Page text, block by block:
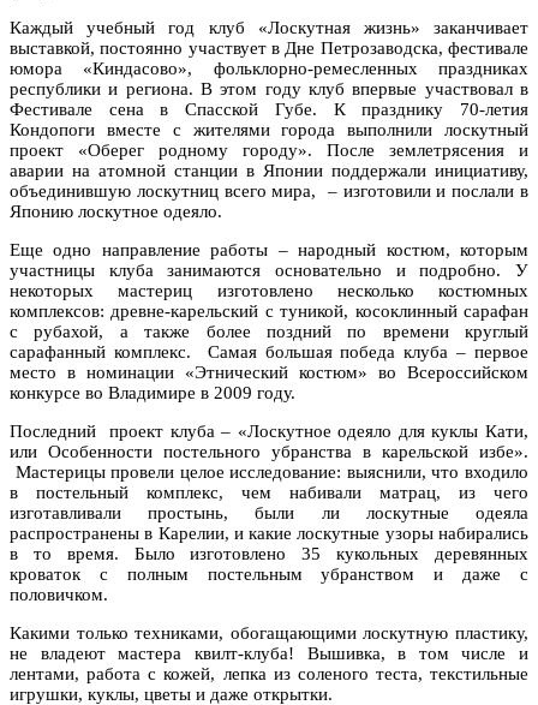
Каждый учебный год клуб «Лоскутная жизнь» заканчивает
выставкой, постоянно участвует в Дне Петрозаводска, фестивале
юмора «Киндасово», фольклорно-ремесленных праздниках
республики и региона. В этом году клуб впервые участвовал в
Фестивале сена в Спасской Губе. К празднику 70-летия
Кондопоги вместе с жителями города выполнили лоскутный
проект «Оберег родному городу». После землетрясения и
аварии на атомной станции в Японии поддержали инициативу,
объединившую лоскутниц всего мира, – изготовили и послали в
Японию лоскутное одеяло.
Еще одно направление работы – народный костюм, которым
участницы клуба занимаются основательно и подробно. У
некоторых мастериц изготовлено несколько костюмных
комплексов: древне-карельский с туникой, косоклинный сарафан
с рубахой, а также более поздний по времени круглый
сарафанный комплекс. Самая большая победа клуба – первое
место в номинации «Этнический костюм» во Всероссийском
конкурсе во Владимире в 2009 году.
Последний проект клуба – «Лоскутное одеяло для куклы Кати,
или Особенности постельного убранства в карельской избе».
Мастерицы провели целое исследование: выяснили, что входило
в постельный комплекс, чем набивали матрац, из чего
изготавливали простынь, были ли лоскутные одеяла
распространены в Карелии, и какие лоскутные узоры набирались
в то время. Было изготовлено 35 кукольных деревянных
кроваток с полным постельным убранством и даже с
половичком.
Какими только техниками, обогащающими лоскутную пластику,
не владеют мастера квилт-клуба! Вышивка, в том числе и
лентами, работа с кожей, лепка из соленого теста, текстильные
игрушки, куклы, цветы и даже открытки.